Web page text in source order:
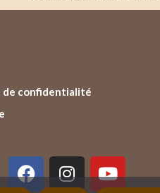
de confidentialité